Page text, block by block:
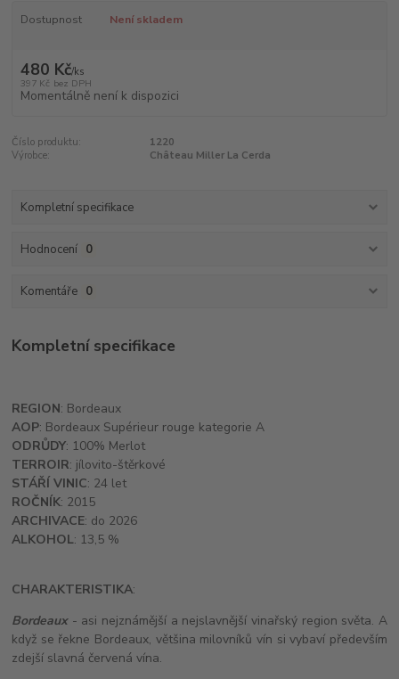
Dostupnost Není skladem
480 Kč/ks
397 Kč bez DPH
Momentálně není k dispozici
Číslo produktu:
1220
Výrobce:
Château Miller La Cerda
Kompletní specifikace
Hodnocení 0
Komentáře 0
Kompletní specifikace
REGION: Bordeaux
AOP: Bordeaux Supérieur rouge kategorie A
ODRŮDY: 100% Merlot
TERROIR: jílovito-štěrkové
STÁŘÍ VINIC: 24 let
ROČNÍK: 2015
ARCHIVACE: do 2026
ALKOHOL: 13,5 %
CHARAKTERISTIKA:
Bordeaux- asi nejznámější a nejslavnější vinařský region světa. A
když se řekne Bordeaux, většina milovníků vín si vybaví především
zdejší slavná červená vína.